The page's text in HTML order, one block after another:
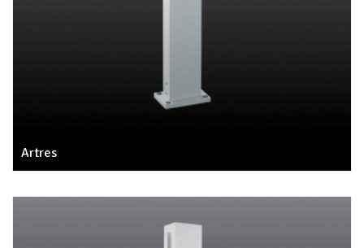
Artres